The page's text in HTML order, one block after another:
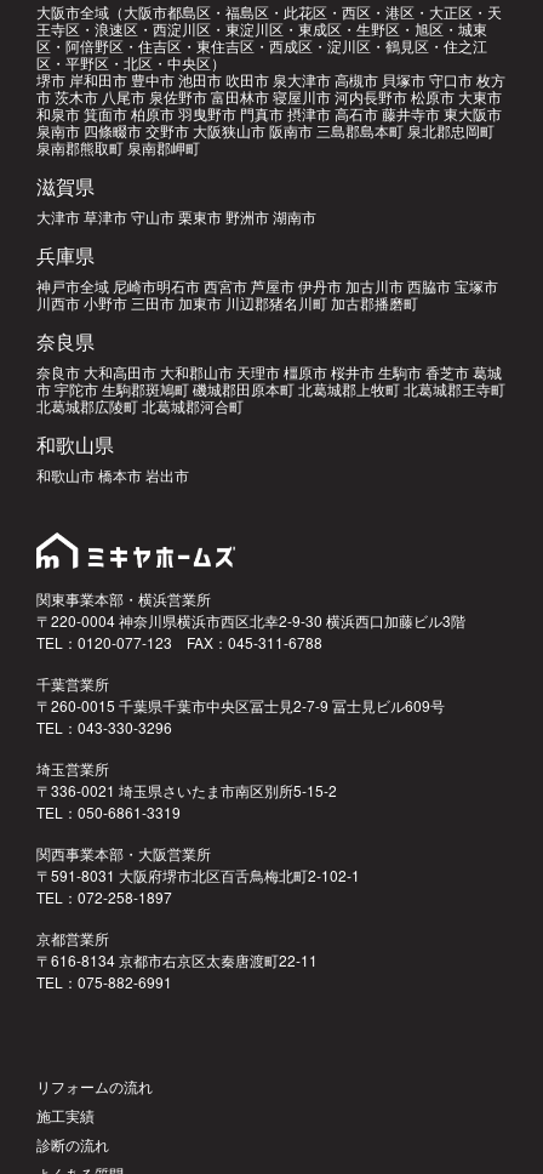
大阪市全域（大阪市都島区・福島区・此花区・西区・港区・大正区・天
王寺区・浪速区・西淀川区・東淀川区・東成区・生野区・旭区・城東
区・阿倍野区・住吉区・東住吉区・西成区・淀川区・鶴見区・住之江
区・平野区・北区・中央区）
堺市 岸和田市 豊中市 池田市 吹田市 泉大津市 高槻市 貝塚市 守口市 枚方
市 茨木市 八尾市 泉佐野市 富田林市 寝屋川市 河内長野市 松原市 大東市
和泉市 箕面市 柏原市 羽曳野市 門真市 摂津市 高石市 藤井寺市 東大阪市
泉南市 四條畷市 交野市 大阪狭山市 阪南市 三島郡島本町 泉北郡忠岡町
泉南郡熊取町 泉南郡岬町
滋賀県
大津市 草津市 守山市 栗東市 野洲市 湖南市
兵庫県
神戸市全域 尼崎市明石市 西宮市 芦屋市 伊丹市 加古川市 西脇市 宝塚市
川西市 小野市 三田市 加東市 川辺郡猪名川町 加古郡播磨町
奈良県
奈良市 大和高田市 大和郡山市 天理市 橿原市 桜井市 生駒市 香芝市 葛城
市 宇陀市 生駒郡斑鳩町 磯城郡田原本町 北葛城郡上牧町 北葛城郡王寺町
北葛城郡広陵町 北葛城郡河合町
和歌山県
和歌山市 橋本市 岩出市
関東事業本部・横浜営業所
〒220-0004 神奈川県横浜市西区北幸2-9-30 横浜西口加藤ビル3階
TEL：0120-077-123 FAX：045-311-6788
千葉営業所
〒260-0015 千葉県千葉市中央区冨士見2-7-9 冨士見ビル609号
TEL：043-330-3296
埼玉営業所
〒336-0021 埼玉県さいたま市南区別所5-15-2
TEL：050-6861-3319
関西事業本部・大阪営業所
〒591-8031 大阪府堺市北区百舌鳥梅北町2-102-1
TEL：072-258-1897
京都営業所
〒616-8134 京都市右京区太秦唐渡町22-11
TEL：075-882-6991
リフォームの流れ
施工実績
診断の流れ